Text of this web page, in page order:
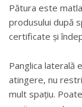
Pătura este
produsului după
certificate și
Panglica laterală
atingere, nu
mult spațiu.